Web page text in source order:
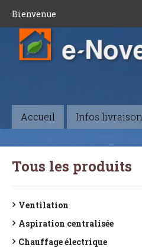
Bienvenue
Accueil Infos livraison
Tous les produits
Ventilation
Aspiration centralisée
Chauffage électrique